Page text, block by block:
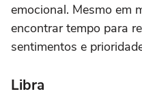
emocional. Mesmo em
encontrar tempo para
sentimentos e
Libra